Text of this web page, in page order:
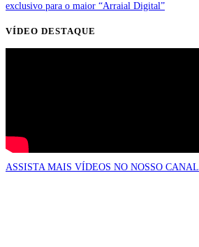
exclusivo para o maior “Arraial Digital”
VÍDEO DESTAQUE
ASSISTA MAIS VÍDEOS NO NOSSO CANAL